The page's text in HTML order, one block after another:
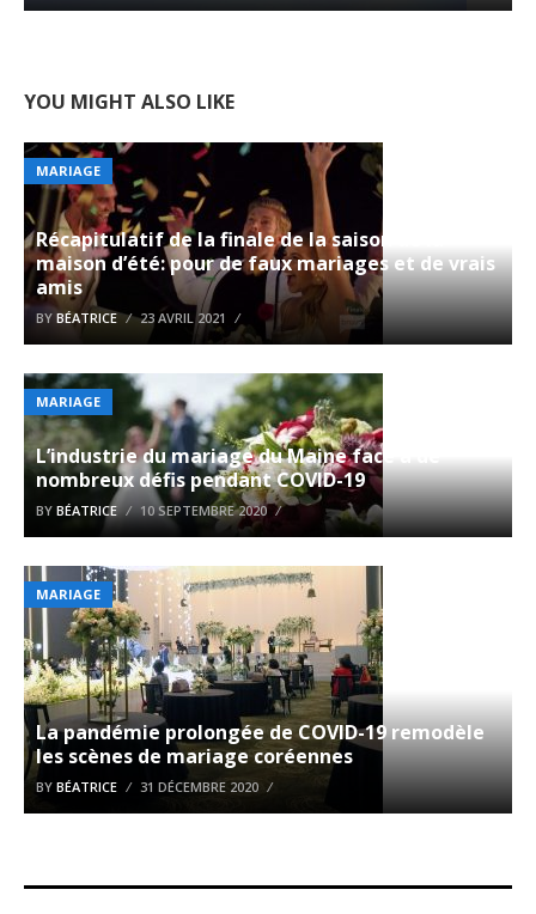
YOU MIGHT ALSO LIKE
MARIAGE
Récapitulatif de la finale de la saison de la
maison d’été: pour de faux mariages et de vrais
amis
BY BÉATRICE 23 AVRIL 2021
MARIAGE
L’industrie du mariage du Maine face à de
nombreux défis pendant COVID-19
BY BÉATRICE 10 SEPTEMBRE 2020
MARIAGE
La pandémie prolongée de COVID-19 remodèle
les scènes de mariage coréennes
BY BÉATRICE 31 DÉCEMBRE 2020